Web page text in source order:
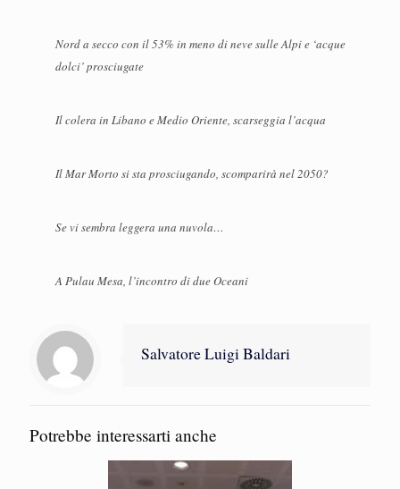
Nord a secco con il 53% in meno di neve sulle Alpi e ‘acque
dolci’ prosciugate
Il colera in Libano e Medio Oriente, scarseggia l’acqua
Il Mar Morto si sta prosciugando, scomparirà nel 2050?
Se vi sembra leggera una nuvola…
A Pulau Mesa, l’incontro di due Oceani
Salvatore Luigi Baldari
Potrebbe interessarti anche